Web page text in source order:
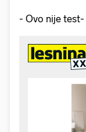
- Ovo nije